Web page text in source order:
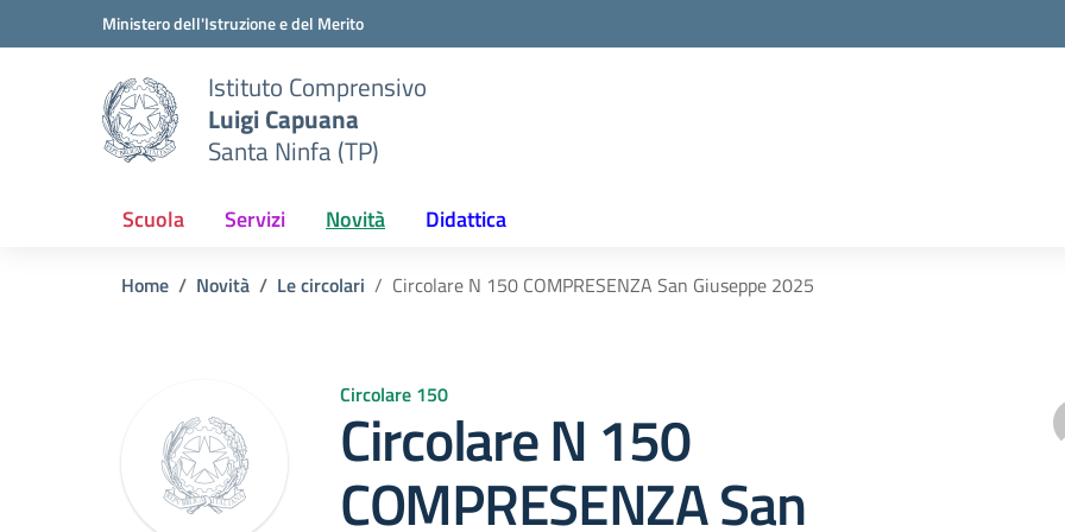
Vai ai contenuti
Vai al menu di navigazioneMinistero dell'Istruzione e del Merito
Istituto Comprensivo
Luigi Capuana
Santa Ninfa (TP)
Scuola Servizi Novità Didattica
Home Novità Le circolari Circolare N 150 COMPRESENZA San Giuseppe 2025
Circolare 150
Circolare N 150
COMPRESENZA San